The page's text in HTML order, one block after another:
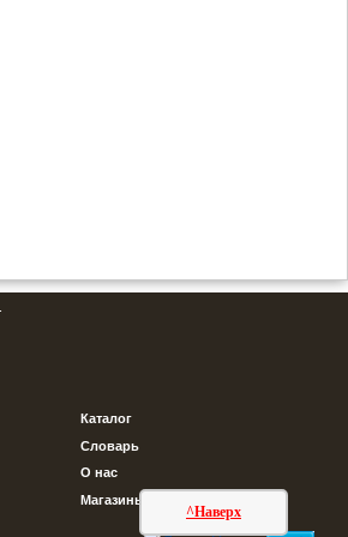
^Наверх
Каталог
Словарь
О нас
Магазины